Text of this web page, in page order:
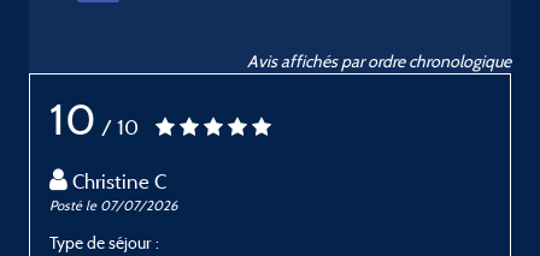
Avis affichés par ordre chronologique
10 / 10
Christine C
Posté le 07/07/2026
Type de séjour :